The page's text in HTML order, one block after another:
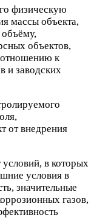
физическую
массы объекта,
объектов,
отношению к
и заводских
от внедрения
в которых
условия в
значительные
газов,